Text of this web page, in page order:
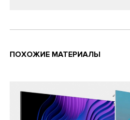
ПОХОЖИЕ МАТЕРИАЛЫ